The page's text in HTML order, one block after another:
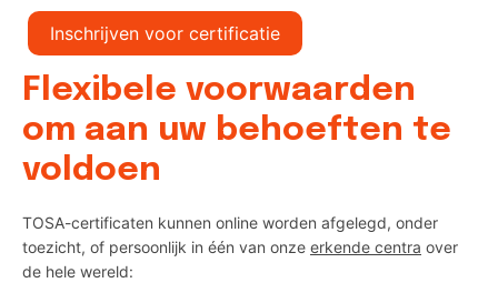
Inschrijven voor certificatie
Flexibele voorwaarden
om aan uw behoeften te
voldoen
TOSA-certificaten kunnen online worden afgelegd, onder
toezicht, of persoonlijk in één van onze erkende centra over
de hele wereld: